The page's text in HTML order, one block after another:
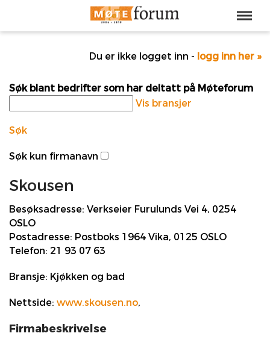
Du er ikke logget inn - logg inn her »
Søk blant bedrifter som har deltatt på Møteforum
Vis bransjer
Søk
Søk kun firmanavn
Skousen
Besøksadresse: Verkseier Furulunds Vei 4, 0254
OSLO
Postadresse: Postboks 1964 Vika, 0125 OSLO
Telefon: 21 93 07 63
Bransje: Kjøkken og bad
Nettside: www.skousen.no,
Firmabeskrivelse